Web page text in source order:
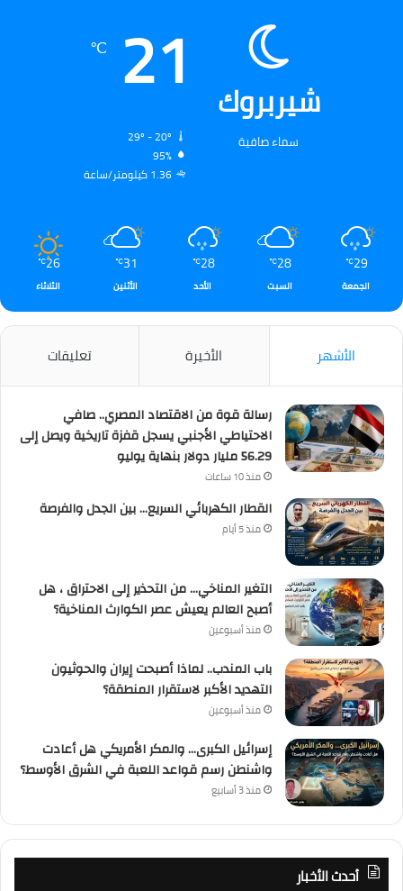
شيربروك
سماء صافية
21
℃
95%
1.36 كيلومتر/ساعة
29
℃
الجمعة
28
℃
السبت
28
℃
الأحد
31
℃
الأثنين
26
℃
الثلاثاء
الأشهر الأخيرة تعليقات
رسالة قوة من الاقتصاد المصري.. صافي
الاحتياطي الأجنبي يسجل قفزة تاريخية ويصل إلى
56.29 مليار دولار بنهاية يوليو
منذ 10 ساعات
القطار الكهربائي السريع… بين الجدل والفرصة
منذ 5 أيام
التغير المناخي… من التحذير إلى الاحتراق ، هل
أصبح العالم يعيش عصر الكوارث المناخية؟
منذ أسبوعين
باب المندب.. لماذا أصبحت إيران والحوثيون
التهديد الأكبر لاستقرار المنطقة؟
منذ أسبوعين
إسرائيل الكبرى… والمكر الأمريكي هل أعادت
واشنطن رسم قواعد اللعبة في الشرق الأوسط؟
منذ 3 أسابيع
أحدث الأخبار